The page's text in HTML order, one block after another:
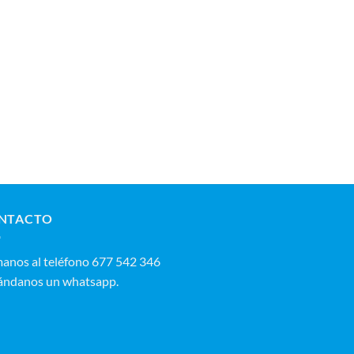
al teléfono 677 542 346‬
un whatsapp.